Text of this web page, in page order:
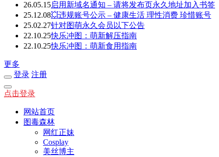
26.05.15启用新域名通知 – 请将发布页永久地址加入书签
25.12.08💥违规账号公示 – 健康生活 理性消费 珍惜账号
25.02.27针对图萌永久会员以下公告
22.10.25快乐冲图：萌新解压指南
22.10.25快乐冲图：萌新食用指南
更多
登录 注册
点击登录
网站首页
图毒森林
网红正妹
Cosplay
美丝博主